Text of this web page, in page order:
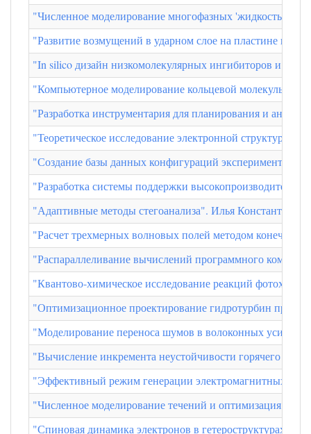
"Численное моделирование многофазных 'жидкость-
"Развитие возмущений в ударном слое на пластине в
"In silico дизайн низкомолекулярных ингибиторов и
"Компьютерное моделирование кольцевой молекулы
"Разработка инструментария для планирования и
"Теоретическое исследование электронной структуры
"Создание базы данных конфигураций эксперимента
"Разработка системы поддержки
"Адаптивные методы стегоанализа". Илья
"Расчет трехмерных волновых полей методом конечных
"Распараллеливание вычислений программного
"Квантово-химическое исследование реакций
"Оптимизационное проектирование гидротурбин при
"Моделирование переноса шумов в волоконных
"Вычисление инкремента неустойчивости горячего
"Эффективный режим генерации электромагнитных
"Численное моделирование течений и оптимизация
"Спиновая динамика электронов в гетероструктурах